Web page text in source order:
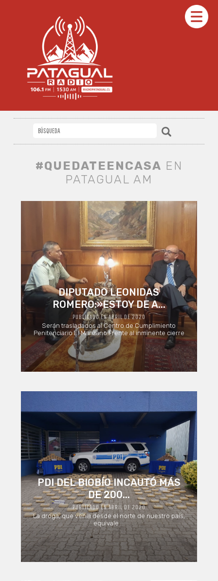
#QUEDATEENCASA EN
PATAGUAL AM
DIPUTADO LEONIDAS
ROMERO:»ESTOY DE A...
PUBLICADO EN ABRIL DE 2020
Serán trasladados al Centro de Cumplimiento
Penitenciario El Manzano Frente al inminente cierre
...
PDI DEL BIOBÍO INCAUTÓ MÁS
DE 200...
PUBLICADO EN ABRIL DE 2020
La droga, que venía desde el norte de nuestro país,
equivale ...